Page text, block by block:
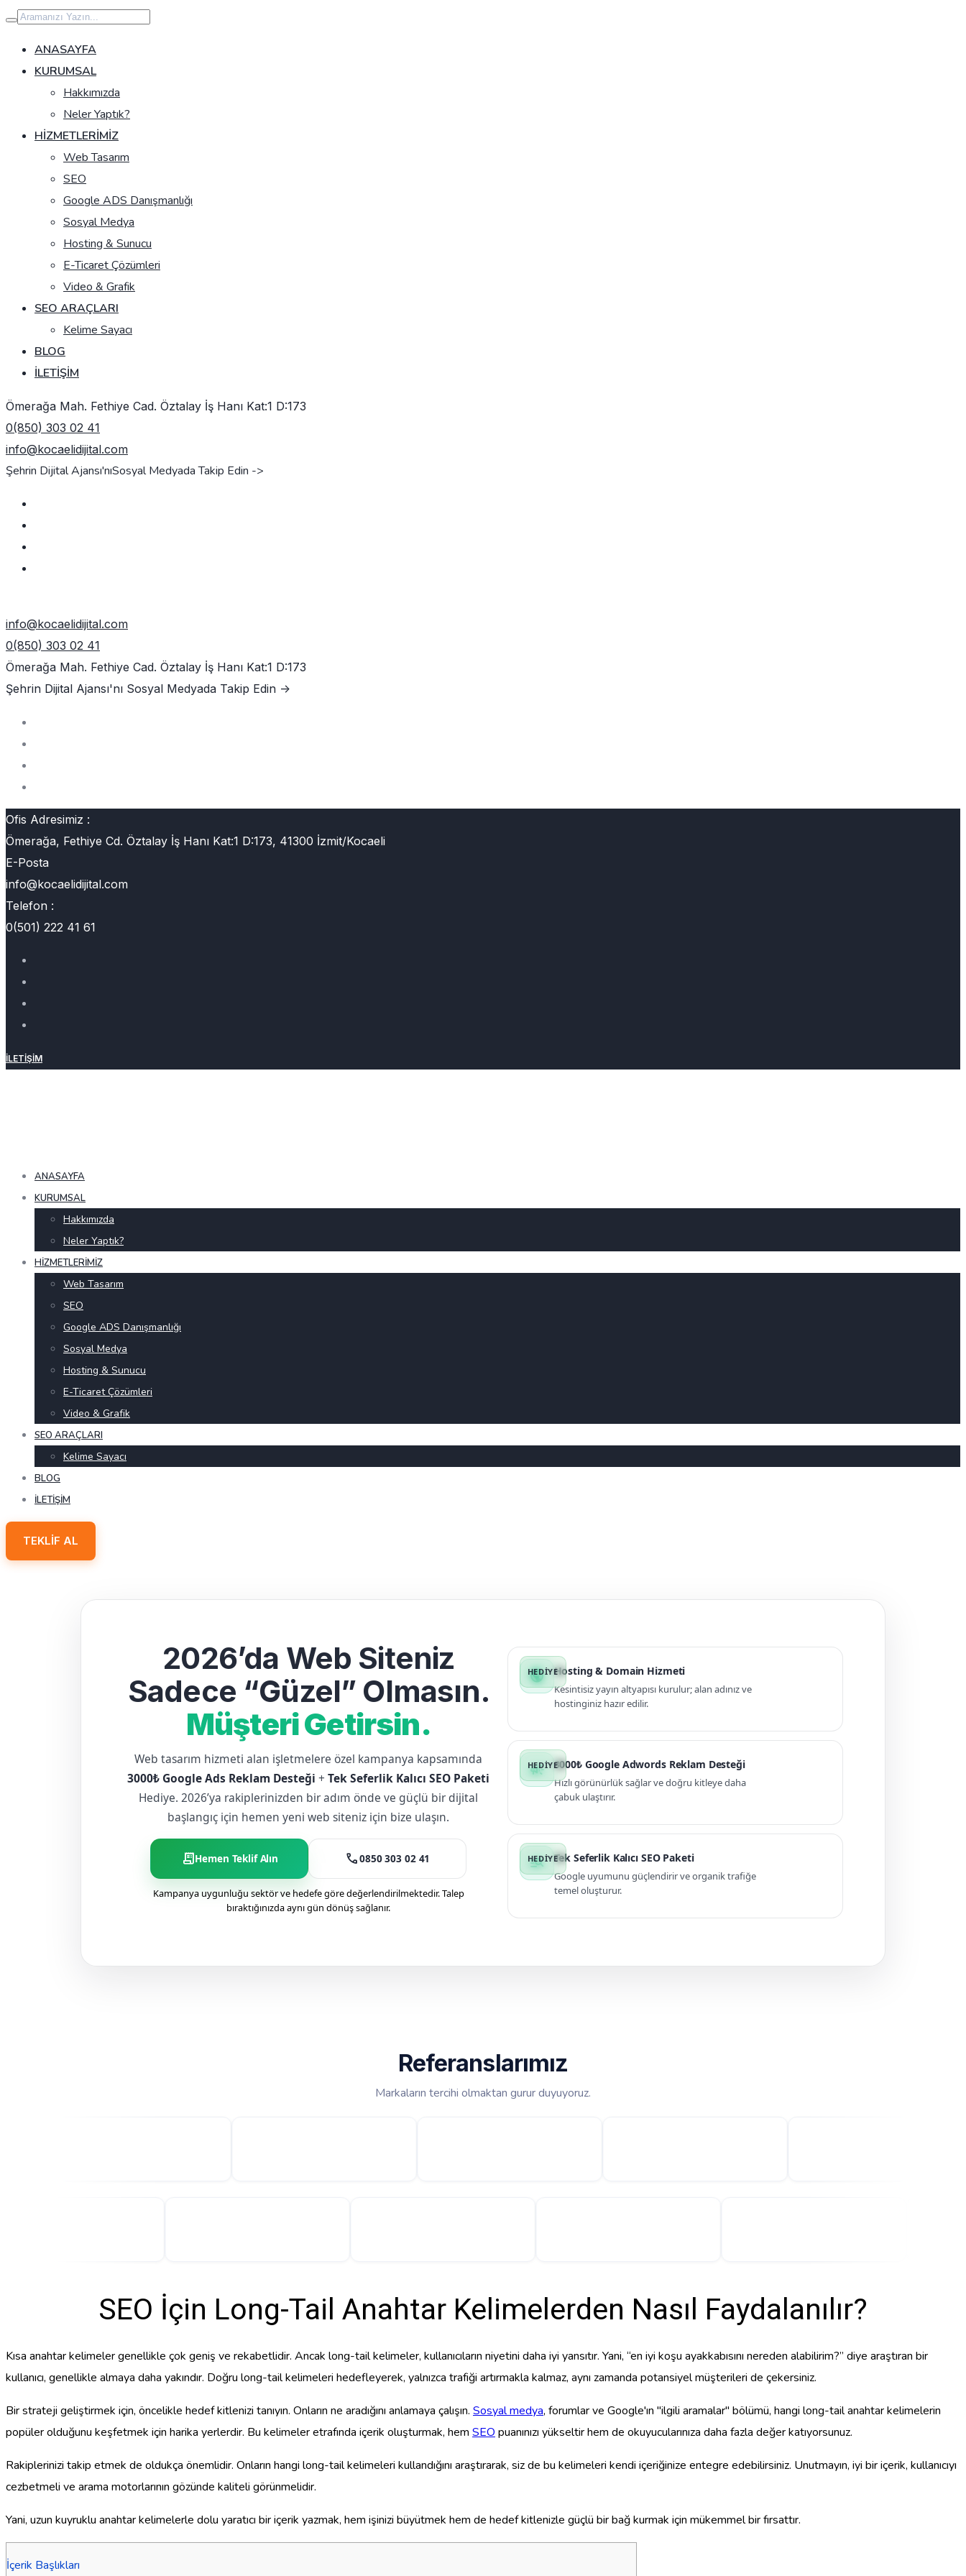
İçeriğe
geç
ANASAYFA
KURUMSAL
Hakkımızda
Neler Yaptık?
HIZMETLERIMIZ
Web Tasarım
SEO
Google ADS Danışmanlığı
Sosyal Medya
Hosting & Sunucu
E-Ticaret Çözümleri
Video & Grafik
SEO ARAÇLARI
Kelime Sayacı
BLOG
İLETIŞIM
Ömerağa Mah. Fethiye Cad. Öztalay İş Hanı Kat:1 D:173
0(850) 303 02 41
info@kocaelidijital.com
Şehrin Dijital Ajansı'nıSosyal Medyada Takip Edin ->
info@kocaelidijital.com
0(850) 303 02 41
Ömerağa Mah. Fethiye Cad. Öztalay İş Hanı Kat:1 D:173
Şehrin Dijital Ajansı'nı Sosyal Medyada Takip Edin ->
Ofis Adresimiz :
Ömerağa, Fethiye Cd. Öztalay İş Hanı Kat:1 D:173, 41300 İzmit/Kocaeli
E-Posta
info@kocaelidijital.com
Telefon :
0(501) 222 41 61
İLETIŞIM
ANASAYFA
KURUMSAL
Hakkımızda
Neler Yaptık?
HIZMETLERIMIZ
Web Tasarım
SEO
Google ADS Danışmanlığı
Sosyal Medya
Hosting & Sunucu
E-Ticaret Çözümleri
Video & Grafik
SEO ARAÇLARI
Kelime Sayacı
BLOG
İLETIŞIM
TEKLIF AL
2026’da Web Siteniz
Sadece “Güzel” Olmasın.
Müşteri Getirsin.
Web tasarım hizmeti alan işletmelere özel kampanya kapsamında
3000₺ Google Ads Reklam Desteği +Tek Seferlik Kalıcı SEO Paketi
Hediye. 2026’ya rakiplerinizden bir adım önde ve güçlü bir dijital
başlangıç için hemen yeni web siteniz için bize ulaşın.
receipt_longHemen Teklif Alın call0850 303 02 41
Kampanya uygunluğu sektör ve hedefe göre değerlendirilmektedir. Talep
bıraktığınızda aynı gün dönüş sağlanır.
public Hosting & Domain Hizmeti
Kesintisiz yayın altyapısı kurulur; alan adınız ve
hostinginiz hazır edilir.
campaign 3000₺ Google Adwords Reklam Desteği
Hızlı görünürlük sağlar ve doğru kitleye daha
çabuk ulaştırır.
manage_search Tek Seferlik Kalıcı SEO Paketi
Google uyumunu güçlendirir ve organik trafiğe
temel oluşturur.
Referanslarımız
Markaların tercihi olmaktan gurur duyuyoruz.
SEO İçin Long-Tail Anahtar Kelimelerden Nasıl Faydalanılır?
Kısa anahtar kelimeler genellikle çok geniş ve rekabetlidir. Ancak long-tail kelimeler, kullanıcıların niyetini daha iyi yansıtır. Yani, “en iyi koşu ayakkabısını nereden alabilirim?” diye araştıran bir
kullanıcı, genellikle almaya daha yakındır. Doğru long-tail kelimeleri hedefleyerek, yalnızca trafiği artırmakla kalmaz, aynı zamanda potansiyel müşterileri de çekersiniz.
Bir strateji geliştirmek için, öncelikle hedef kitlenizi tanıyın. Onların ne aradığını anlamaya çalışın. Sosyal medya, forumlar ve Google'ın "ilgili aramalar" bölümü, hangi long-tail anahtar kelimelerin
popüler olduğunu keşfetmek için harika yerlerdir. Bu kelimeler etrafında içerik oluşturmak, hem SEO puanınızı yükseltir hem de okuyucularınıza daha fazla değer katıyorsunuz.
Rakiplerinizi takip etmek de oldukça önemlidir. Onların hangi long-tail kelimeleri kullandığını araştırarak, siz de bu kelimeleri kendi içeriğinize entegre edebilirsiniz. Unutmayın, iyi bir içerik, kullanıcıyı
cezbetmeli ve arama motorlarının gözünde kaliteli görünmelidir.
Yani, uzun kuyruklu anahtar kelimelerle dolu yaratıcı bir içerik yazmak, hem işinizi büyütmek hem de hedef kitlenizle güçlü bir bağ kurmak için mükemmel bir fırsattır.
İçerik Başlıkları